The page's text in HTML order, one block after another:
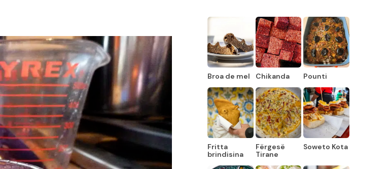
Broa de mel Chikanda Pounti
Fritta
brindisina
Fërgesë
Tirane
Soweto Kota